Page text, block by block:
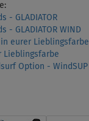
- GLADIATOR
- GLADIATOR WIND
eurer Lieblingsfarbe
Lieblingsfarbe
Option - WindSUP